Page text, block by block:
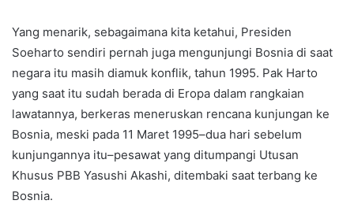
Yang menarik, sebagaimana kita ketahui, Presiden
Soeharto sendiri pernah juga mengunjungi Bosnia di saat
negara itu masih diamuk konflik, tahun 1995. Pak Harto
yang saat itu sudah berada di Eropa dalam rangkaian
lawatannya, berkeras meneruskan rencana kunjungan ke
Bosnia, meski pada 11 Maret 1995–dua hari sebelum
kunjungannya itu–pesawat yang ditumpangi Utusan
Khusus PBB Yasushi Akashi, ditembaki saat terbang ke
Bosnia.